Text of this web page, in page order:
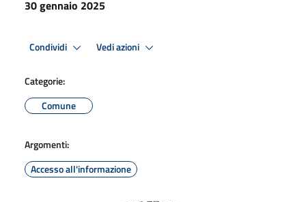
30 gennaio 2025
Condividi Vedi azioni
Categorie:
Comune
Argomenti:
Accesso all'informazione